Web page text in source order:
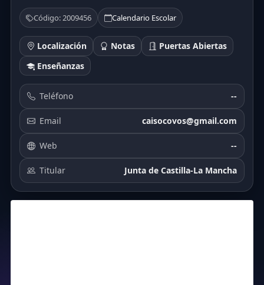
Código: 2009456 Calendario Escolar
Localización Notas
Puertas Abiertas
Enseñanzas
Teléfono --
Email caisocovos@gmail.com
Web --
Titular Junta de Castilla-La Mancha